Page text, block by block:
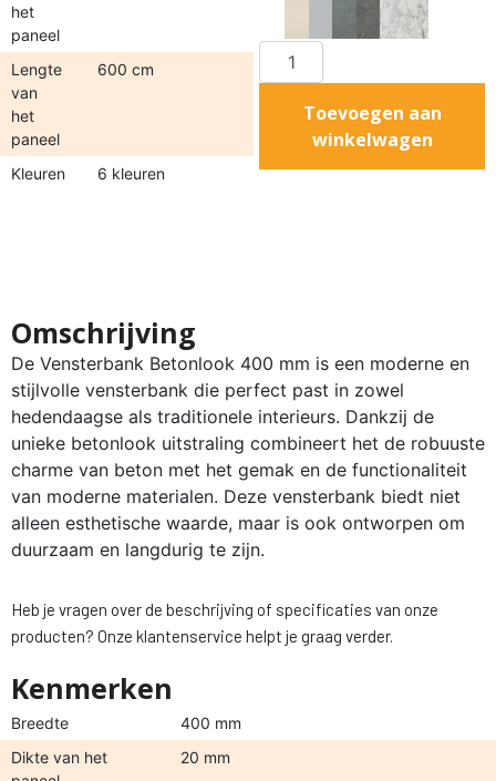
het
paneel
Lengte
van
het
paneel
600 cm
Kleuren 6 kleuren
Toevoegen aan
winkelwagen
Omschrijving
De Vensterbank Betonlook 400 mm is een moderne en
stijlvolle vensterbank die perfect past in zowel
hedendaagse als traditionele interieurs. Dankzij de
unieke betonlook uitstraling combineert het de robuuste
charme van beton met het gemak en de functionaliteit
van moderne materialen. Deze vensterbank biedt niet
alleen esthetische waarde, maar is ook ontworpen om
duurzaam en langdurig te zijn.
Heb je vragen over de beschrijving of specificaties van onze
producten? Onze klantenservice helpt je graag verder.
Kenmerken
Breedte
400 mm
Dikte van het
20 mm